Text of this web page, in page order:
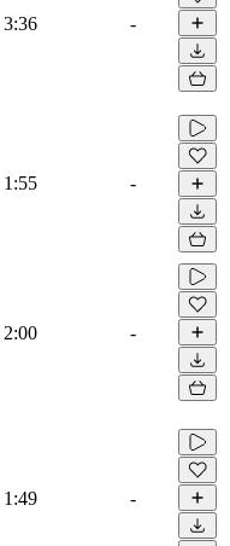
3:36 -
1:55 -
2:00 -
1:49 -